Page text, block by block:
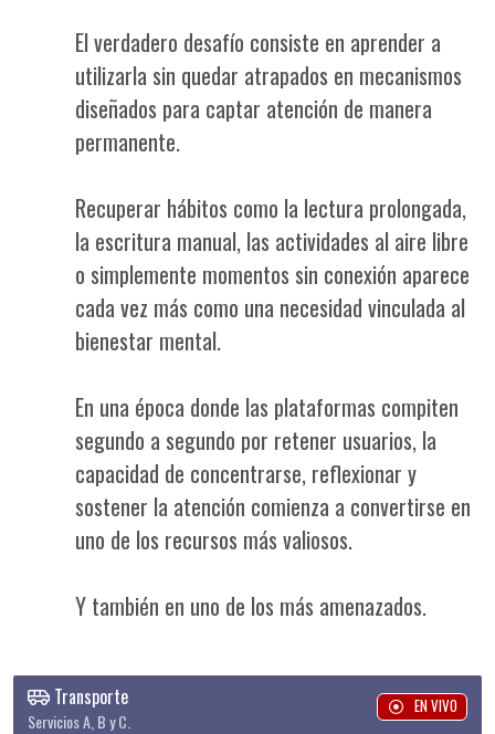
El verdadero desafío consiste en aprender a
utilizarla sin quedar atrapados en mecanismos
diseñados para captar atención de manera
permanente.
Recuperar hábitos como la lectura prolongada,
la escritura manual, las actividades al aire libre
o simplemente momentos sin conexión aparece
cada vez más como una necesidad vinculada al
bienestar mental.
En una época donde las plataformas compiten
segundo a segundo por retener usuarios, la
capacidad de concentrarse, reflexionar y
sostener la atención comienza a convertirse en
uno de los recursos más valiosos.
Y también en uno de los más amenazados.
Transporte
Servicios A, B y C.
EN VIVO